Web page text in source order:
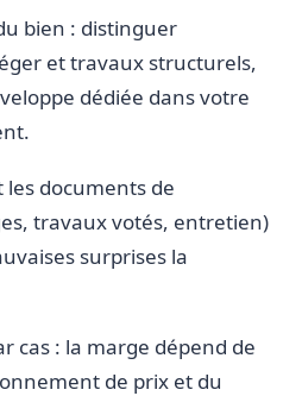
bien : distinguer
et travaux structurels,
dédiée dans votre
documents de
travaux votés, entretien)
surprises la
cas : la marge dépend de
de prix et du